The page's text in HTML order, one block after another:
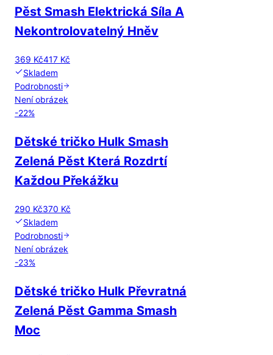
Pěst Smash Elektrická Síla A
Nekontrolovatelný Hněv
369 Kč417 Kč
Skladem
Podrobnosti
Není obrázek
-22%
Dětské tričko Hulk Smash
Zelená Pěst Která Rozdrtí
Každou Překážku
290 Kč370 Kč
Skladem
Podrobnosti
Není obrázek
-23%
Dětské tričko Hulk Převratná
Zelená Pěst Gamma Smash
Moc